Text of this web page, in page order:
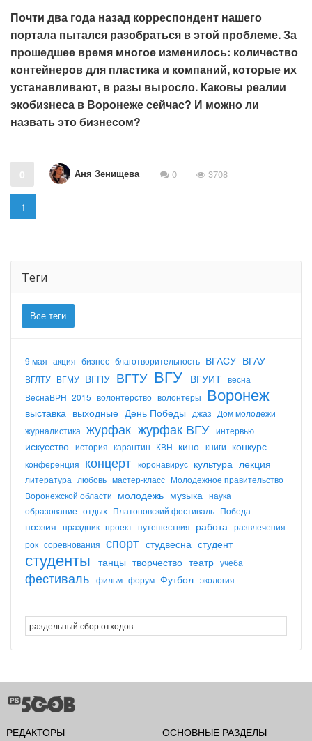
Почти два года назад корреспондент нашего
портала пытался разобраться в этой проблеме. За
прошедшее время многое изменилось: количество
контейнеров для пластика и компаний, которые их
устанавливают, в разы выросло. Каковы реалии
экобизнеса в Воронеже сейчас? И можно ли
назвать это бизнесом?
0 Аня Зенищева 0 3708
1
Теги
Все теги
9 мая акция бизнес благотворительность ВГАСУ ВГАУ
ВГЛТУ ВГМУ ВГПУ ВГТУ ВГУ ВГУИТ весна
ВеснаВРН_2015 волонтерство волонтеры Воронеж
выставка выходные День Победы джаз Дом молодежи
журналистика журфак журфак ВГУ интервью
искусство история карантин КВН кино книги конкурс
конференция концерт коронавирус культура лекция
литература любовь мастер-класс Молодежное правительство
Воронежской области молодежь музыка наука
образование отдых Платоновский фестиваль Победа
поэзия праздник проект путешествия работа развлечения
рок соревнования спорт студвесна студент
студенты танцы творчество театр учеба
фестиваль фильм форум Футбол экология
РЕДАКТОРЫ ОСНОВНЫЕ РАЗДЕЛЫ